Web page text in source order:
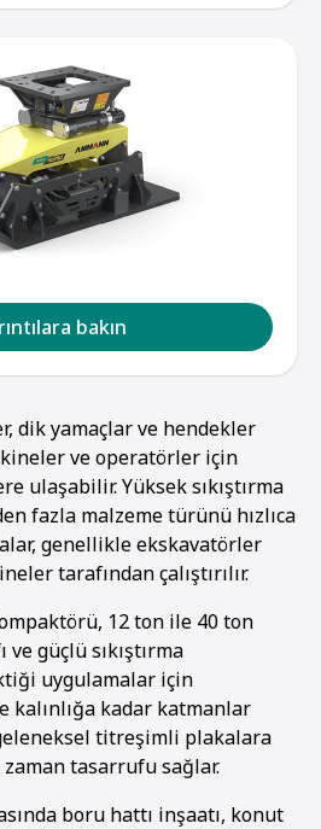
bakın
dik yamaçlar ve hendekler
ve operatörler için
ulaşabilir. Yüksek sıkıştırma
fazla malzeme türünü hızlıca
genellikle ekskavatörler
tarafından çalıştırılır.
12 ton ile 40 ton
ve güçlü sıkıştırma
uygulamalar için
kalınlığa kadar katmanlar
titreşimli plakalara
tasarrufu sağlar.
boru hattı inşaatı, konut